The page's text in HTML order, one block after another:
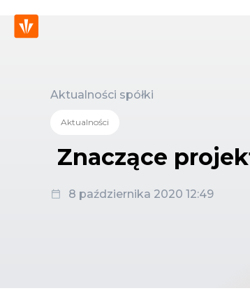
Aktualności spółki
Aktualności
Znaczące
8 października 2020 12:49